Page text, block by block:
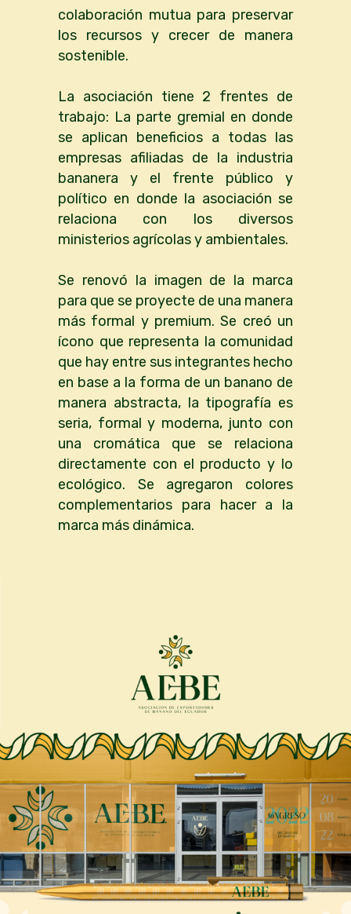
colaboración mutua para preservar
los recursos y crecer de manera
sostenible.
La asociación tiene 2 frentes de
trabajo: La parte gremial en donde
se aplican beneficios a todas las
empresas afiliadas de la industria
bananera y el frente público y
político en donde la asociación se
relaciona con los diversos
ministerios agrícolas y ambientales.
Se renovó la imagen de la marca
para que se proyecte de una manera
más formal y premium. Se creó un
ícono que representa la comunidad
que hay entre sus integrantes hecho
en base a la forma de un banano de
manera abstracta, la tipografía es
seria, formal y moderna, junto con
una cromática que se relaciona
directamente con el producto y lo
ecológico. Se agregaron colores
complementarios para hacer a la
marca más dinámica.